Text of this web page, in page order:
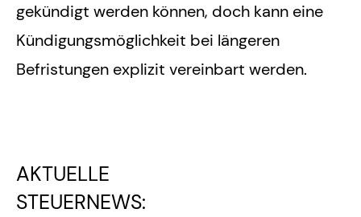
gekündigt werden können, doch kann eine
Kündigungsmöglichkeit bei längeren
Befristungen explizit vereinbart werden.
AKTUELLE
STEUERNEWS: